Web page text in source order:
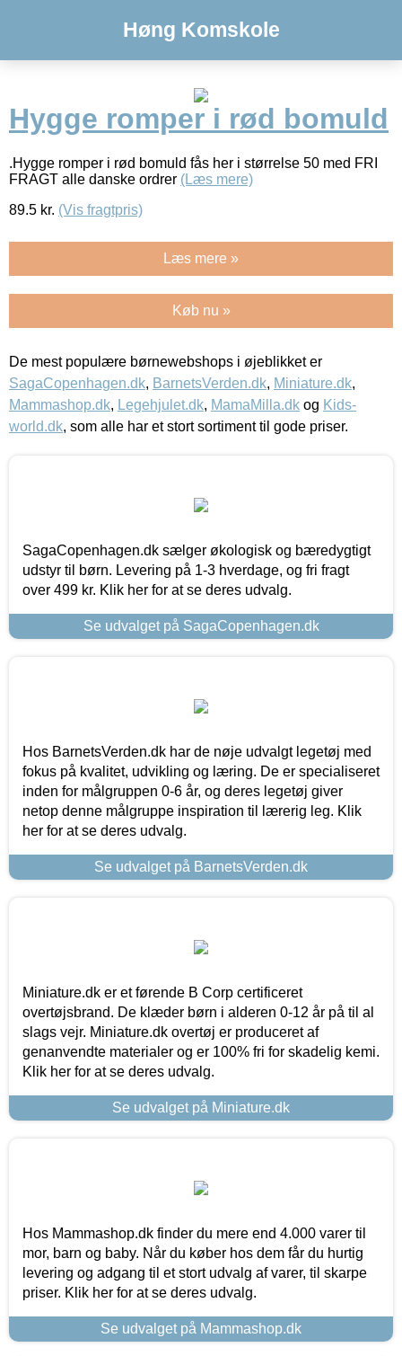
Høng Komskole
Hygge romper i rød bomuld
.Hygge romper i rød bomuld fås her i størrelse 50 med FRI
FRAGT alle danske ordrer (Læs mere)
89.5 kr. (Vis fragtpris)
Læs mere »
Køb nu »
De mest populære børnewebshops i øjeblikket er
SagaCopenhagen.dk, BarnetsVerden.dk, Miniature.dk,
Mammashop.dk, Legehjulet.dk, MamaMilla.dk og Kids-
world.dk, som alle har et stort sortiment til gode priser.
SagaCopenhagen.dk sælger økologisk og bæredygtigt
udstyr til børn. Levering på 1-3 hverdage, og fri fragt
over 499 kr. Klik her for at se deres udvalg.
Se udvalget på SagaCopenhagen.dk
Hos BarnetsVerden.dk har de nøje udvalgt legetøj med
fokus på kvalitet, udvikling og læring. De er specialiseret
inden for målgruppen 0-6 år, og deres legetøj giver
netop denne målgruppe inspiration til lærerig leg. Klik
her for at se deres udvalg.
Se udvalget på BarnetsVerden.dk
Miniature.dk er et førende B Corp certificeret
overtøjsbrand. De klæder børn i alderen 0-12 år på til al
slags vejr. Miniature.dk overtøj er produceret af
genanvendte materialer og er 100% fri for skadelig kemi.
Klik her for at se deres udvalg.
Se udvalget på Miniature.dk
Hos Mammashop.dk finder du mere end 4.000 varer til
mor, barn og baby. Når du køber hos dem får du hurtig
levering og adgang til et stort udvalg af varer, til skarpe
priser. Klik her for at se deres udvalg.
Se udvalget på Mammashop.dk